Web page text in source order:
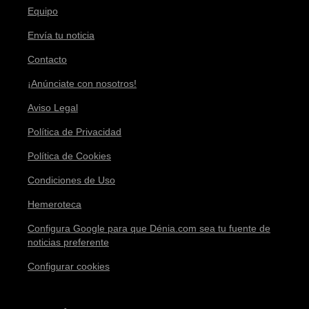
Equipo
Envía tu noticia
Contacto
¡Anúnciate con nosotros!
Aviso Legal
Política de Privacidad
Política de Cookies
Condiciones de Uso
Hemeroteca
Configura Google para que Dénia.com sea tu fuente de
noticias preferente
Configurar cookies